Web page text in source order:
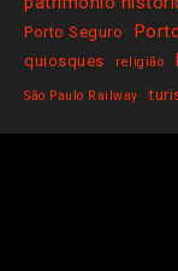
Porto Seguro
quiosques
religião
São Paulo Railway